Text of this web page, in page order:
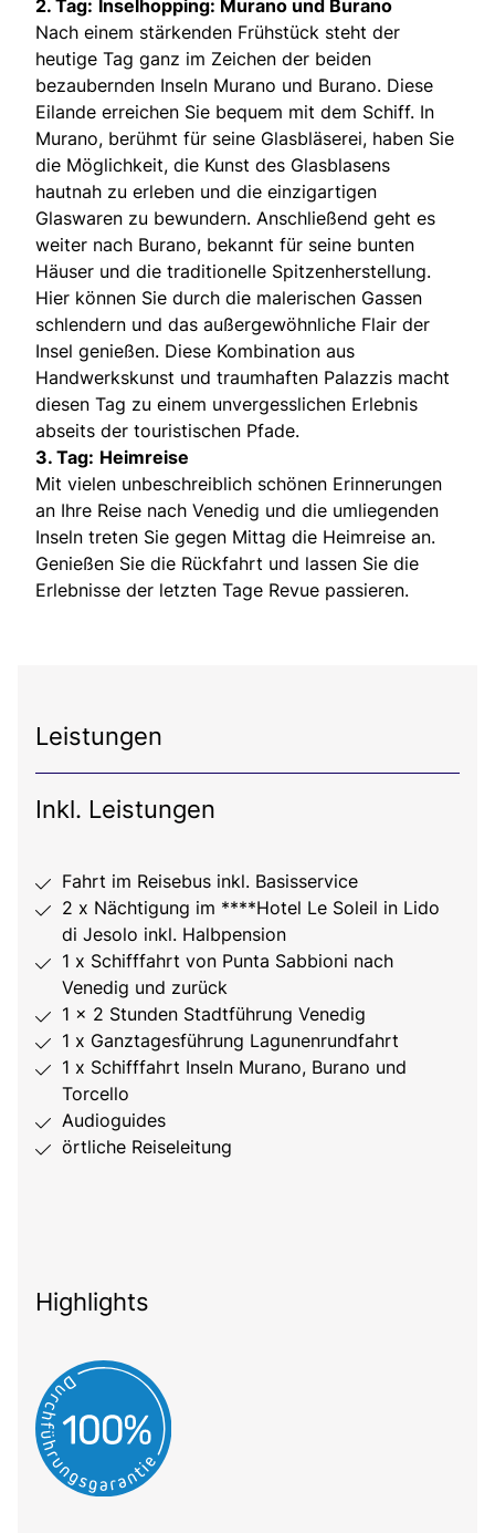
2. Tag: Inselhopping: Murano und Burano
Nach einem stärkenden Frühstück steht der
heutige Tag ganz im Zeichen der beiden
bezaubernden Inseln Murano und Burano. Diese
Eilande erreichen Sie bequem mit dem Schiff. In
Murano, berühmt für seine Glasbläserei, haben Sie
die Möglichkeit, die Kunst des Glasblasens
hautnah zu erleben und die einzigartigen
Glaswaren zu bewundern. Anschließend geht es
weiter nach Burano, bekannt für seine bunten
Häuser und die traditionelle Spitzenherstellung.
Hier können Sie durch die malerischen Gassen
schlendern und das außergewöhnliche Flair der
Insel genießen. Diese Kombination aus
Handwerkskunst und traumhaften Palazzis macht
diesen Tag zu einem unvergesslichen Erlebnis
abseits der touristischen Pfade.
3. Tag: Heimreise
Mit vielen unbeschreiblich schönen Erinnerungen
an Ihre Reise nach Venedig und die umliegenden
Inseln treten Sie gegen Mittag die Heimreise an.
Genießen Sie die Rückfahrt und lassen Sie die
Erlebnisse der letzten Tage Revue passieren.
Leistungen
Inkl. Leistungen
Fahrt im Reisebus inkl. Basisservice
2 x Nächtigung im ****Hotel Le Soleil in Lido
di Jesolo inkl. Halbpension
1 x Schifffahrt von Punta Sabbioni nach
Venedig und zurück
1 x 2 Stunden Stadtführung Venedig
1 x Ganztagesführung Lagunenrundfahrt
1 x Schifffahrt Inseln Murano, Burano und
Torcello
Audioguides
örtliche Reiseleitung
Highlights